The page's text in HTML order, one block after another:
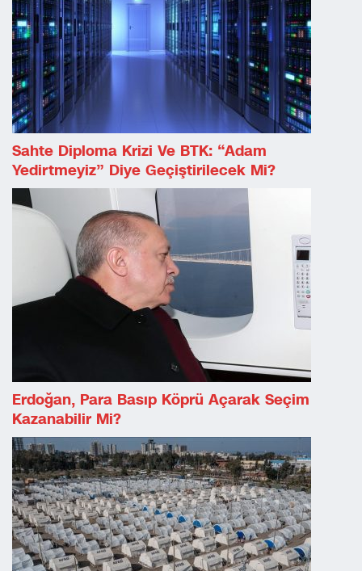
Sahte Diploma Krizi Ve BTK: “Adam
Yedirtmeyiz” Diye Geçiştirilecek Mi?
Erdoğan, Para Basıp Köprü Açarak Seçim
Kazanabilir Mi?